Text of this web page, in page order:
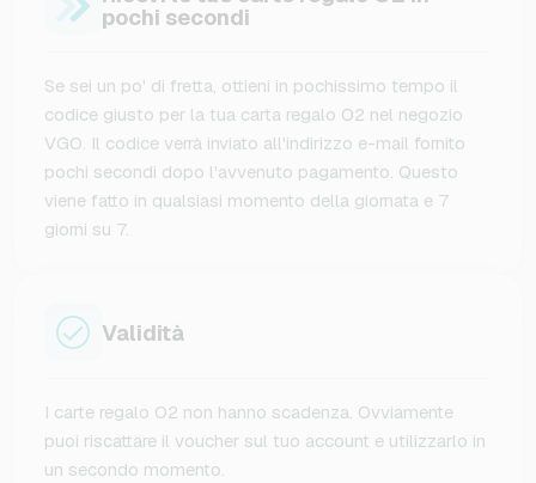
pochi secondi
Se sei un po' di fretta, ottieni in pochissimo tempo il
codice giusto per la tua carta regalo O2 nel negozio
VGO. Il codice verrà inviato all'indirizzo e-mail fornito
pochi secondi dopo l'avvenuto pagamento. Questo
viene fatto in qualsiasi momento della giornata e 7
giorni su 7.
Validità
I carte regalo O2 non hanno scadenza. Ovviamente
puoi riscattare il voucher sul tuo account e utilizzarlo in
un secondo momento.